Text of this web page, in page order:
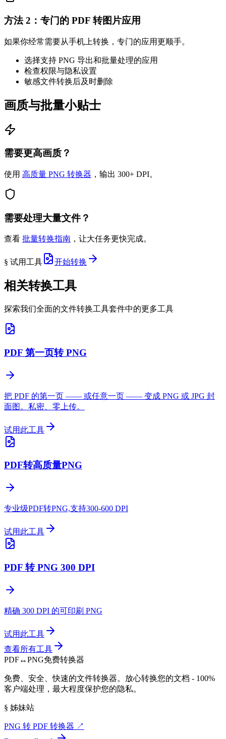
方法 2：专门的 PDF 转图片应用
如果你经常需要从手机上转换，专门的应用更顺手。
选择支持 PNG 导出和批量处理的应用
检查权限与隐私设置
敏感文件转换后及时删除
画质与批量小贴士
需要更高画质？
使用 高质量 PNG 转换器 ，输出 300+ DPI。
需要处理大量文件？
查看 批量转换指南 ，让大任务更快完成。
§ 试用工具 开始转换
相关转换工具
探索我们全面的文件转换工具套件中的更多工具
PDF 第一页转 PNG
把 PDF 的第一页 —— 或任意一页 —— 变成 PNG 或 JPG 封
面图。私密、零上传。
试用此工具
PDF转高质量PNG
专业级PDF转PNG,支持300-600 DPI
试用此工具
PDF 转 PNG 300 DPI
精确 300 DPI 的可印刷 PNG
试用此工具
查看所有工具
PDF↔PNG免费转换器
免费、安全、快速的文件转换器。放心转换您的文档 - 100%
客户端处理，最大程度保护您的隐私。
§ 姊妹站
PNG 转 PDF 转换器 ↗